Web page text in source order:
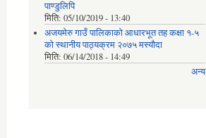
पाण्डुलिपि
मिति:05/10/2019 - 13:40
अजयमेरु गाउँ पालिकाको आधारभूत तह कक्षा १-५
को स्थानीय पाठ्यक्रम २०७५ मस्यौदा
मिति:06/14/2018 - 14:49
अन्य